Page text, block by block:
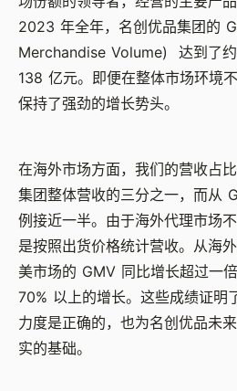
2023 年全年，名创优品集团的
Merchandise Volume) 达到了
138 亿元。即便在整体市场环境
保持了强劲的增长势头。
在海外市场方面，我们的营收占
集团整体营收的三分之一，而从
例接近一半。由于海外代理市场
是按照出货价格统计营收。从海
美市场的 GMV 同比增长超过一
70% 以上的增长。这些成绩证明
力度是正确的，也为名创优品未
实的基础。